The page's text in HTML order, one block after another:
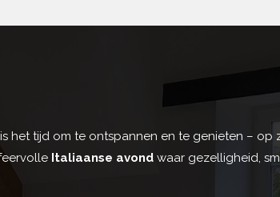
het tijd om te ontspannen en te genieten – op
Italiaanse avond waar gezelligheid,